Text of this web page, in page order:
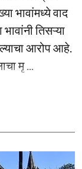
भावांमध्ये वाद
तिसऱ्या
आरोप आहे.
मृ ...